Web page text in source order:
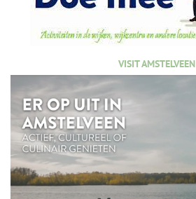
VISIT AMSTELVEEN